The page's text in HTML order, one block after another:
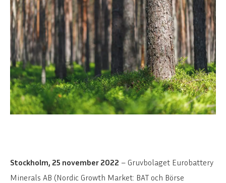
Stockholm, 25 november 2022 – Gruvbolaget Eurobattery
Minerals AB (Nordic Growth Market: BAT och Börse